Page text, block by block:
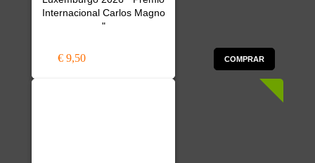
Internacional Carlos Magno
"
€ 9,50 COMPRAR